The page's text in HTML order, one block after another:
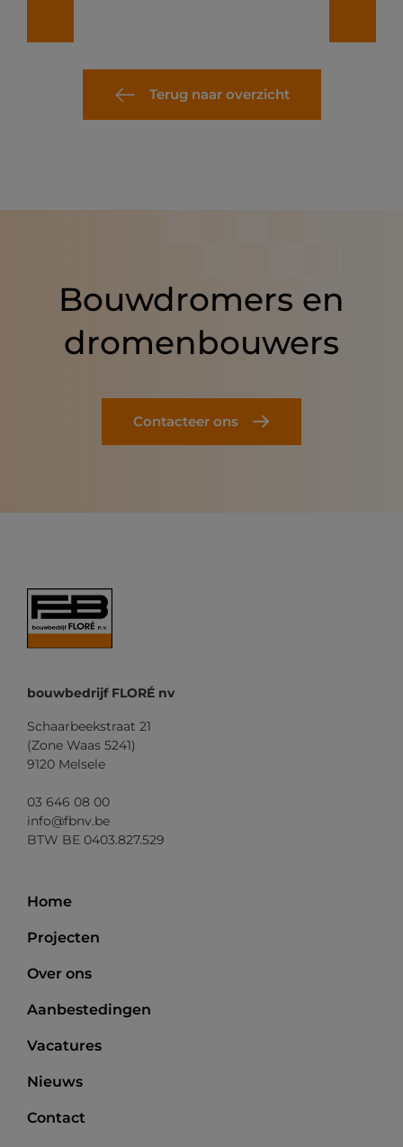
Terug naar overzicht
Bouwdromers en
dromenbouwers
Contacteer ons
bouwbedrijf FLORÉ nv
Schaarbeekstraat 21
(Zone Waas 5241)
9120 Melsele
03 646 08 00
info@fbnv.be
BTW BE 0403.827.529
Home
Projecten
Over ons
Aanbestedingen
Vacatures
Nieuws
Contact